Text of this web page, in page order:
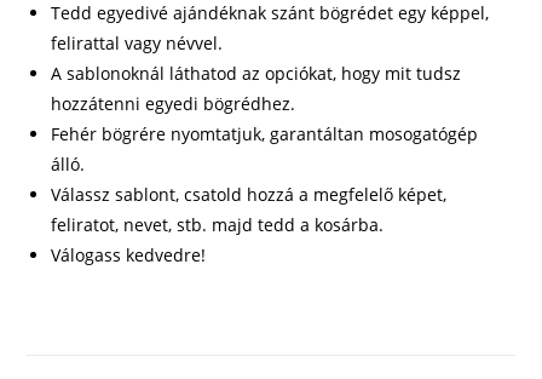
Tedd egyedivé ajándéknak szánt bögrédet egy képpel,
felirattal vagy névvel.
A sablonoknál láthatod az opciókat, hogy mit tudsz
hozzátenni egyedi bögrédhez.
Fehér bögrére nyomtatjuk, garantáltan mosogatógép
álló.
Válassz sablont, csatold hozzá a megfelelő képet,
feliratot, nevet, stb. majd tedd a kosárba.
Válogass kedvedre!